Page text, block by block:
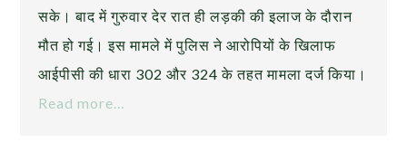
सके। बाद में गुरुवार देर रात ही लड़की की इलाज के दौरान
मौत हो गई। इस मामले में पुलिस ने आरोपियों के खिलाफ
आईपीसी की धारा 302 और 324 के तहत मामला दर्ज किया।
Read more…